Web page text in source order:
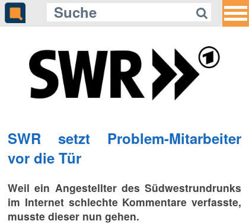
SWR setzt Problem-Mitarbeiter
vor die Tür
Weil ein Angestellter des Südwestrundrunks
im Internet schlechte Kommentare verfasste,
musste dieser nun gehen.